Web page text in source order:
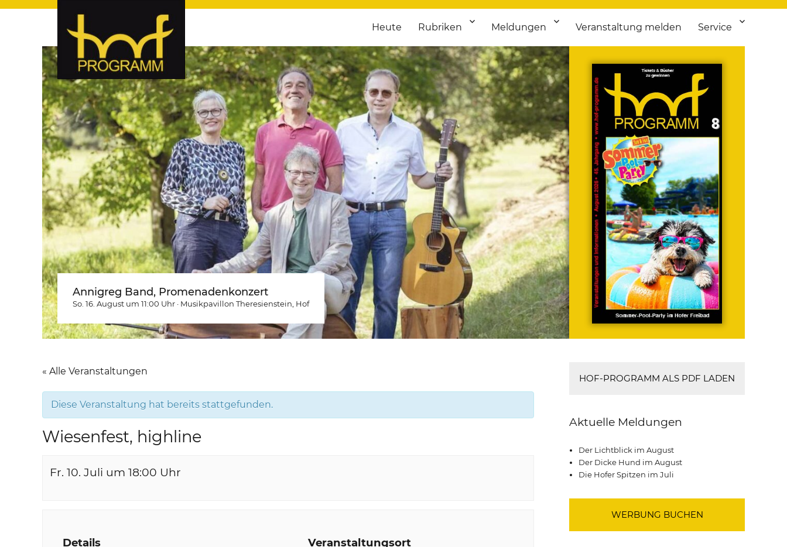
hof-programm – das Veranstaltungsportal für Hochfranken
hof-programm – das Veranstaltungsportal für Hof und Hochfranken. Täglich aktuelle Termine von Kultur bis Sport, von Theater bis Flohmarkt.
Heute Rubriken Meldungen Veranstaltung melden Service
Annigreg Band, Promenadenkonzert
So. 16. August um 11:00 Uhr · Musikpavillon Theresienstein , Hof
« Alle Veranstaltungen
Diese Veranstaltung hat bereits stattgefunden.
Wiesenfest, highline
Fr. 10. Juli um 18:00 Uhr
Details Veranstaltungsort
HOF-PROGRAMM ALS PDF LADEN
Aktuelle Meldungen
Der Lichtblick im August
Der Dicke Hund im August
Die Hofer Spitzen im Juli
WERBUNG BUCHEN